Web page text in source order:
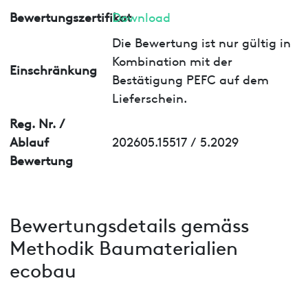
BewertungszertifikatDownload
Einschränkung
Die Bewertung ist nur gültig in
Kombination mit der
Bestätigung PEFC auf dem
Lieferschein.
Reg. Nr. /
Ablauf
Bewertung
202605.15517 / 5.2029
Bewertungsdetails gemäss
Methodik Baumaterialien
ecobau